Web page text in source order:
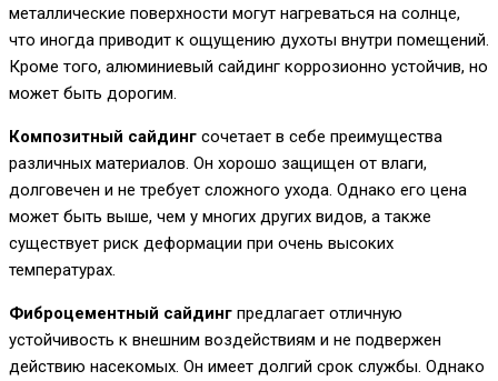
металлические поверхности могут нагреваться на солнце,
что иногда приводит к ощущению духоты внутри помещений.
Кроме того, алюминиевый сайдинг коррозионно устойчив, но
может быть дорогим.
Композитный сайдинг сочетает в себе преимущества
различных материалов. Он хорошо защищен от влаги,
долговечен и не требует сложного ухода. Однако его цена
может быть выше, чем у многих других видов, а также
существует риск деформации при очень высоких
температурах.
Фиброцементный сайдинг предлагает отличную
устойчивость к внешним воздействиям и не подвержен
действию насекомых. Он имеет долгий срок службы. Однако